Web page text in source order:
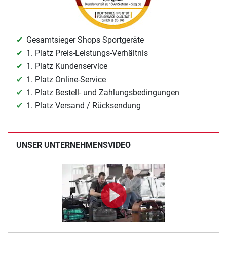
Gesamtsieger Shops Sportgeräte
1. Platz Preis-Leistungs-Verhältnis
1. Platz Kundenservice
1. Platz Online-Service
1. Platz Bestell- und Zahlungsbedingungen
1. Platz Versand / Rücksendung
UNSER UNTERNEHMENSVIDEO